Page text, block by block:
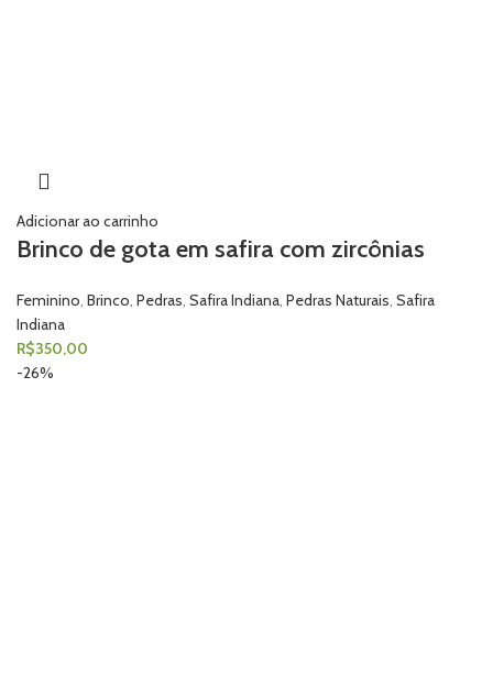
Adicionar ao carrinho
Brinco de gota em safira com zircônias
Feminino Brinco Pedras Safira Indiana Pedras Naturais Safira
Indiana
R$350,00
-26%